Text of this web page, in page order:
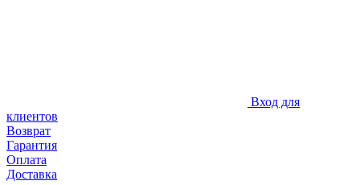
Вход для
клиентов
Возврат
Гарантия
Оплата
Доставка